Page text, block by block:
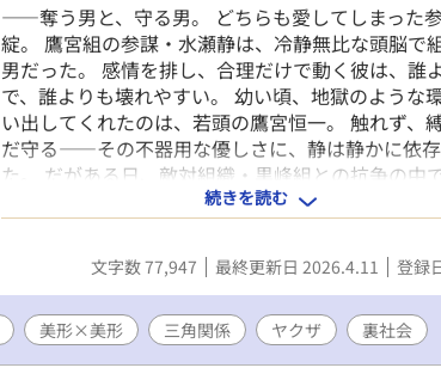
て"恋を知る"物語。
――奪う男と、守る男。 どちらも愛してしまった
綻。 鷹宮組の参謀・水瀬静は、冷静無比な頭脳で
男だった。 感情を排し、合理だけで動く彼は、誰
で、誰よりも壊れやすい。 幼い頃、地獄のような
い出してくれたのは、若頭の鷹宮恒一。 触れず、
だ守る――その不器用な優しさに、静は静かに依
た。 だがある日、敵対組織・黒峰組との抗争の中
組長・黒峰燐司に捕らえられる。 冷酷で合理的な
一目で見抜いた。 その過去も、自己嫌悪も、すべ
前、自分を汚れてると思ってるな」 否定されるこ
いた静は、初めて“否定されない”恐怖を知る。 暴
男と、奪う男。 触れない愛と、踏み込む愛。 その
静は手放すことができなかった。
続きを読む
文字数 77,947 最終更新日 2026.4.11 登録
美形×美形 三角関係 ヤクザ 裏社会